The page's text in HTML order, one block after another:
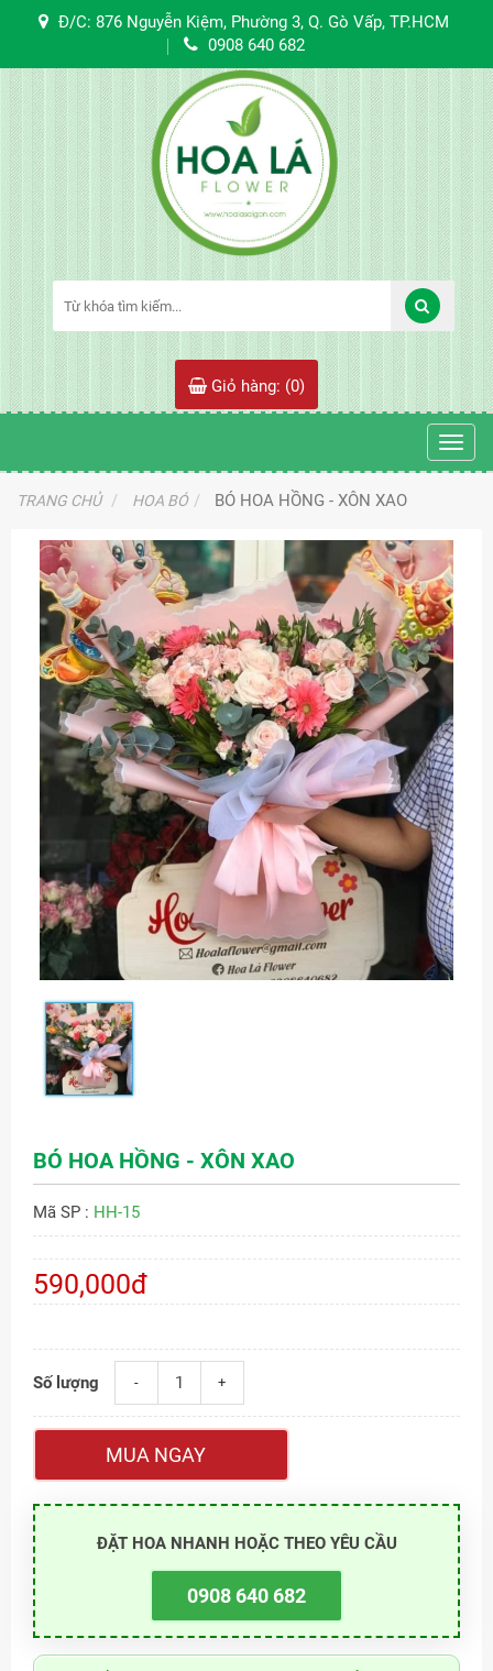
Đ/C: 876 Nguyễn Kiệm, Phường 3, Q. Gò Vấp, TP.HCM
0908 640 682
Giỏ hàng: (0)
TRANG CHỦ HOA BÓ BÓ HOA HỒNG - XÔN XAO
BÓ HOA HỒNG - XÔN XAO
Mã SP : HH-15
590,000đ
Số lượng - +
MUA NGAY
ĐẶT HOA NHANH HOẶC THEO YÊU CẦU
0908 640 682